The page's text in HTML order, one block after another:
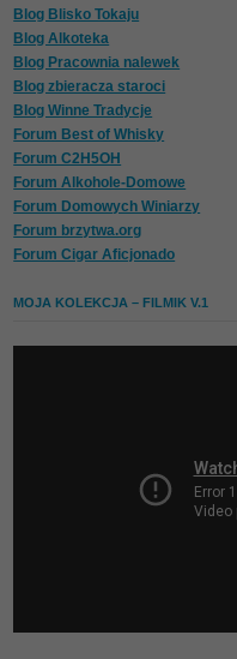
Blog Blisko Tokaju
Blog Alkoteka
Blog Pracownia nalewek
Blog zbieracza staroci
Blog Winne Tradycje
Forum Best of Whisky
Forum C2H5OH
Forum Alkohole-Domowe
Forum Domowych Winiarzy
Forum brzytwa.org
Forum Cigar Aficjonado
MOJA KOLEKCJA – FILMIK V.1